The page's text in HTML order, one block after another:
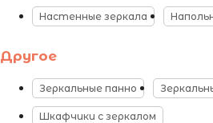
Настенные зеркала
Другое
Зеркальные панно
Шкафчики с зеркалом